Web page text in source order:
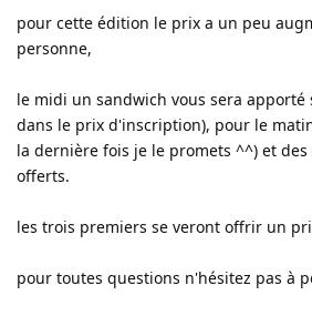
pour cette édition le prix a un peu
personne,
le midi un sandwich vous sera apporté
dans le prix d'inscription), pour le
la dernière fois je le promets ^^) et
offerts.
les trois premiers se veront offrir un
pour toutes questions n'hésitez pas à